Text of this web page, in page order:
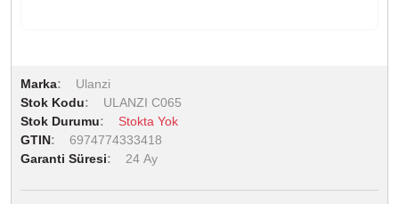
Marka
Ulanzi
Stok Kodu
ULANZI C065
Stok Durumu
Stokta Yok
GTIN
6974774333418
Garanti Süresi
24 Ay